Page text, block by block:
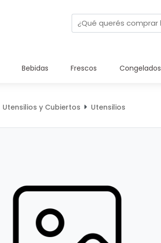
Bebidas Frescos Congelados
Utensilios y Cubiertos Utensilios